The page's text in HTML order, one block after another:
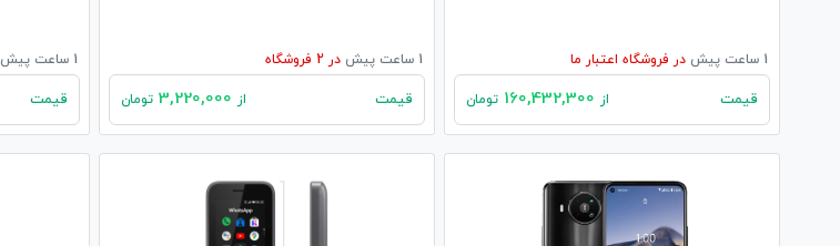
1 ساعت پیش در فروشگاه اعتبار ما
قیمت از تومان
1 ساعت پیش در فروشگاه
قیمت از تومان
1 ساعت پیش
قیمت